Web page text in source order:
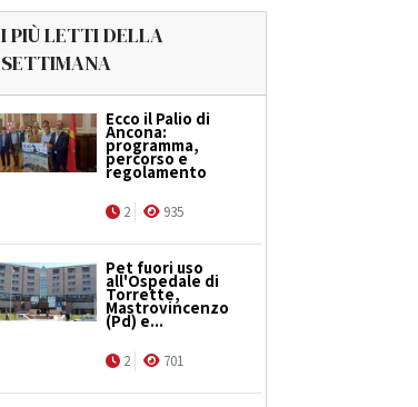
I PIÙ LETTI DELLA
SETTIMANA
Ecco il Palio di
Ancona:
programma,
percorso e
regolamento
2 935
Pet fuori uso
all'Ospedale di
Torrette,
Mastrovincenzo
(Pd) e...
2 701